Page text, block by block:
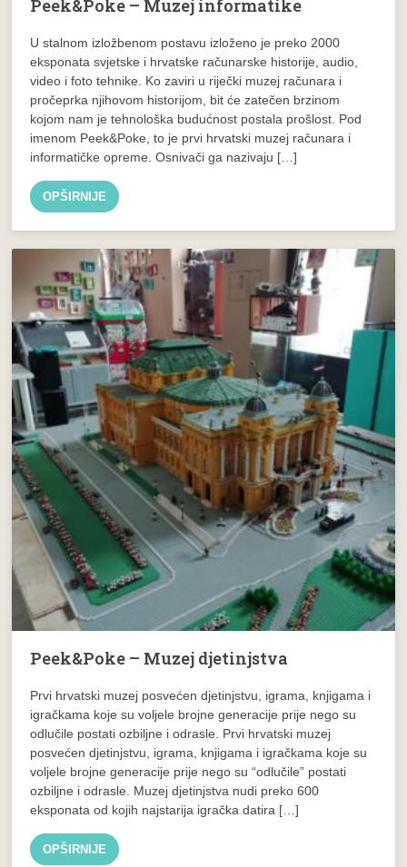
Peek&Poke – Muzej informatike
U stalnom izložbenom postavu izloženo je preko 2000
eksponata svjetske i hrvatske računarske historije, audio,
video i foto tehnike. Ko zaviri u riječki muzej računara i
pročeprka njihovom historijom, bit će zatečen brzinom
kojom nam je tehnološka budućnost postala prošlost. Pod
imenom Peek&Poke, to je prvi hrvatski muzej računara i
informatičke opreme. Osnivači ga nazivaju […]
OPŠIRNIJE
Peek&Poke – Muzej djetinjstva
Prvi hrvatski muzej posvećen djetinjstvu, igrama, knjigama i
igračkama koje su voljele brojne generacije prije nego su
odlučile postati ozbiljne i odrasle. Prvi hrvatski muzej
posvećen djetinjstvu, igrama, knjigama i igračkama koje su
voljele brojne generacije prije nego su “odlučile” postati
ozbiljne i odrasle. Muzej djetinjstva nudi preko 600
eksponata od kojih najstarija igračka datira […]
OPŠIRNIJE